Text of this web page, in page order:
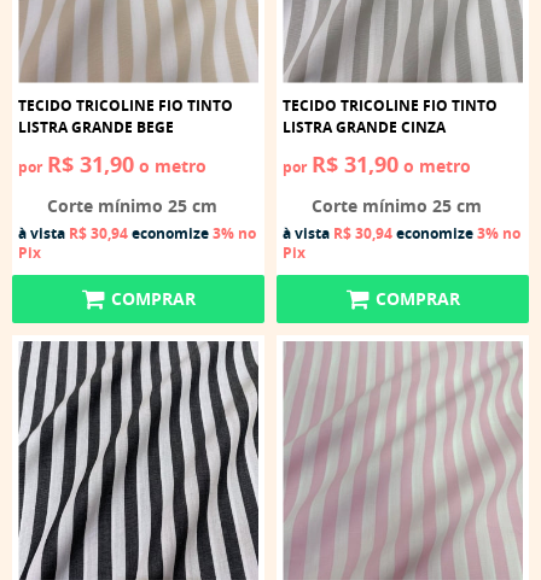
TECIDO TRICOLINE FIO TINTO
LISTRA GRANDE BEGE
por R$ 31,90 o metro
Corte mínimo 25 cm
à vista R$ 30,94economize3% no
Pix
COMPRAR
TECIDO TRICOLINE FIO TINTO
LISTRA GRANDE CINZA
por R$ 31,90 o metro
Corte mínimo 25 cm
à vista R$ 30,94economize3% no
Pix
COMPRAR